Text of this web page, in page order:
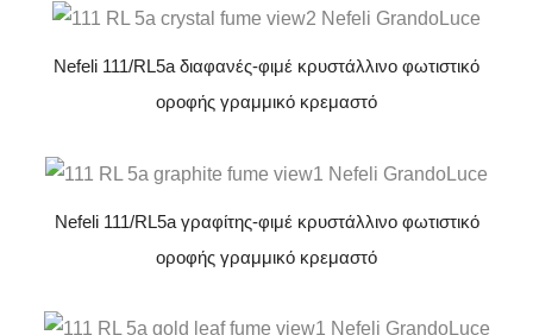
Nefeli 111/RL5a διαφανές-φιμέ κρυστάλλινο φωτιστικό
οροφής γραμμικό κρεμαστό
Nefeli 111/RL5a γραφίτης-φιμέ κρυστάλλινο φωτιστικό
οροφής γραμμικό κρεμαστό